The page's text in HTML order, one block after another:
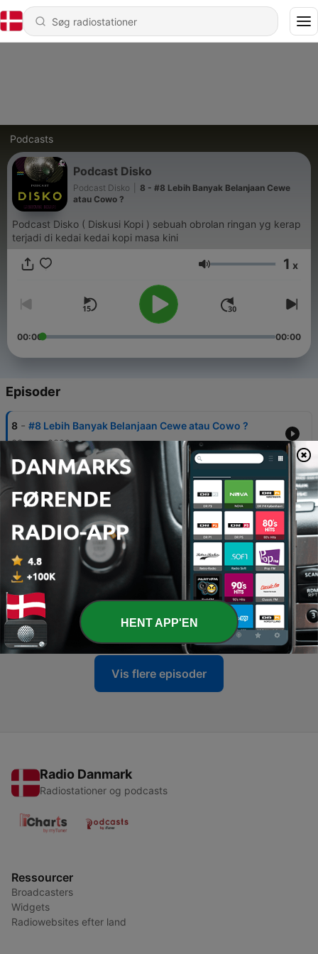
Podcasts
Podcast Disko
Podcast Disko
8 - #8 Lebih Banyak Belanjaan Cewe
atau Cowo ?
Podcast Disko ( Diskusi Kopi ) sebuah obrolan ringan yg kerap
terjadi di kedai kedai kopi masa kini
Lydstyrke 1 x
00:00 00:00
Episoder
8 - #8 Lebih Banyak Belanjaan Cewe atau Cowo ?
03 nov. 2020
7 - #7 Kami Kangen Nonton Konser
#6 Gita Cinta Masa Muda
12 okt. 2020
5 - #5 siCILAKA
08 okt. 2020
4 - #4 Kami juga pernah insecure
03 okt. 2020
Vis flere episoder
Radio Danmark
Radiostationer og podcasts
Ressourcer
Broadcasters
Widgets
Radiowebsites efter land
HENT APP'EN